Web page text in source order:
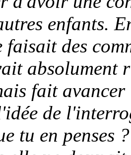
enfants.
faisait des
fait
de
tu en